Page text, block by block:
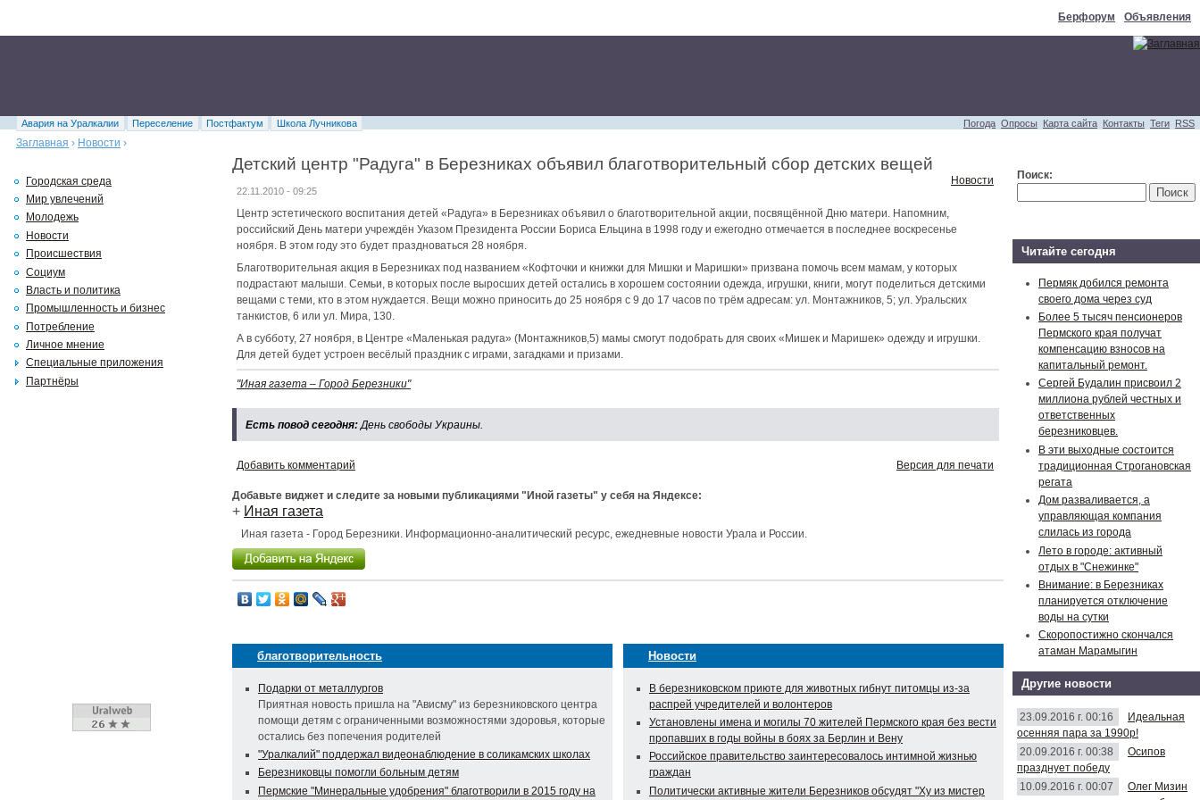
Берфорум Объявления
Погода Опросы Карта сайта Контакты Теги RSS
Авария на Уралкалии Переселение Постфактум
Школа Лучникова
Заглавная › Новости ›
Детский центр "Радуга" в Березниках объявил благотворительный сбор детских вещей
Новости
22.11.2010 - 09:25
Центр эстетического воспитания детей «Радуга» в Березниках объявил о благотворительной акции, посвящённой Дню матери. Напомним,
российский День матери учреждён Указом Президента России Бориса Ельцина в 1998 году и ежегодно отмечается в последнее воскресенье
ноября. В этом году это будет праздноваться 28 ноября.
Благотворительная акция в Березниках под названием «Кофточки и книжки для Мишки и Маришки» призвана помочь всем мамам, у которых
подрастают малыши. Семьи, в которых после выросших детей остались в хорошем состоянии одежда, игрушки, книги, могут поделиться детскими
вещами с теми, кто в этом нуждается. Вещи можно приносить до 25 ноября с 9 до 17 часов по трём адресам: ул. Монтажников, 5; ул. Уральских
танкистов, 6 или ул. Мира, 130.
А в субботу, 27 ноября, в Центре «Маленькая радуга» (Монтажников,5) мамы смогут подобрать для своих «Мишек и Маришек» одежду и игрушки.
Для детей будет устроен весёлый праздник с играми, загадками и призами.
"Иная газета – Город Березники"
Есть повод сегодня:День свободы Украины.
Добавить комментарий Версия для печати
Добавьте виджет и следите за новыми публикациями "Иной газеты" у себя на Яндексе:
+ Иная газета
Иная газета - Город Березники. Информационно-аналитический ресурс, ежедневные новости Урала и России.
благотворительность
Подарки от металлургов
Приятная новость пришла на "Ависму" из березниковского центра
помощи детям с ограниченными возможностями здоровья, которые
остались без попечения родителей
"Уралкалий" поддержал видеонаблюдение в соликамских школах
Березниковцы помогли больным детям
Пермские "Минеральные удобрения" благотворили в 2015 году на
Новости
В березниковском приюте для животных гибнут питомцы из-за
распрей учредителей и волонтеров
Установлены имена и могилы 70 жителей Пермского края без вести
пропавших в годы войны в боях за Берлин и Вену
Российское правительство заинтересовалось интимной жизнью
граждан
Политически активные жители Березников обсудят "Ху из мистер
Городская среда
Мир увлечений
Молодежь
Новости
Происшествия
Социум
Власть и политика
Промышленность и бизнес
Потребление
Личное мнение
Специальные приложения
Партнёры
Поиск:
Читайте сегодня
Пермяк добился ремонта
своего дома через суд
Более 5 тысяч пенсионеров
Пермского края получат
компенсацию взносов на
капитальный ремонт.
Сергей Будалин присвоил 2
миллиона рублей честных и
ответственных
березниковцев.
В эти выходные состоится
традиционная Строгановская
регата
Дом разваливается, а
управляющая компания
слилась из города
Лето в городе: активный
отдых в "Снежинке"
Внимание: в Березниках
планируется отключение
воды на сутки
Скоропостижно скончался
атаман Марамыгин
Другие новости
23.09.2016 г. 00:16
Идеальная
осенняя пара за 1990р!
20.09.2016 г. 00:38
Осипов
празднует победу
10.09.2016 г. 00:07
Олег Мизин